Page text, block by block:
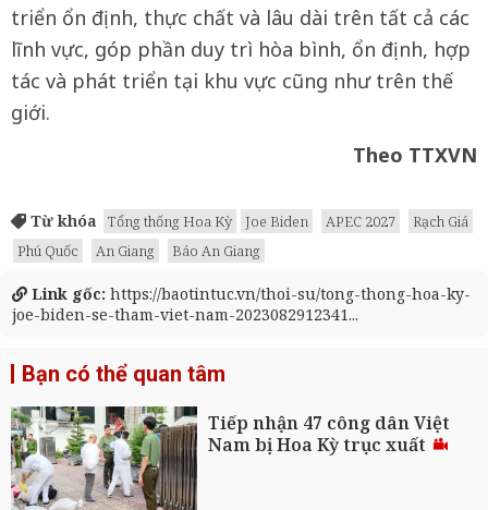
triển ổn định, thực chất và lâu dài trên tất cả các
lĩnh vực, góp phần duy trì hòa bình, ổn định, hợp
tác và phát triển tại khu vực cũng như trên thế
giới.
Theo TTXVN
Từ khóa Tổng thống Hoa Kỳ Joe Biden APEC 2027
Rạch Giá
Phú Quốc
An Giang Báo An Giang
Link gốc: https://baotintuc.vn/thoi-su/tong-thong-hoa-ky-
joe-biden-se-tham-viet-nam-2023082912341...
Bạn có thể quan tâm
Tiếp nhận 47 công dân Việt
Nam bị Hoa Kỳ trục xuất